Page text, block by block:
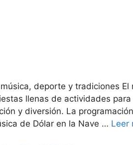
deporte y tradiciones El
llenas de actividades
y diversión. La
de Dólar en la Nave … Leer